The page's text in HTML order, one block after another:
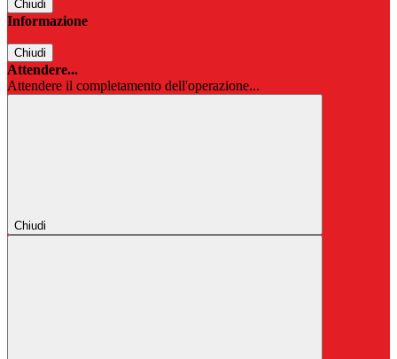
Chiudi
Informazione
Chiudi
Attendere...
Attendere il completamento dell'operazione...
Chiudi